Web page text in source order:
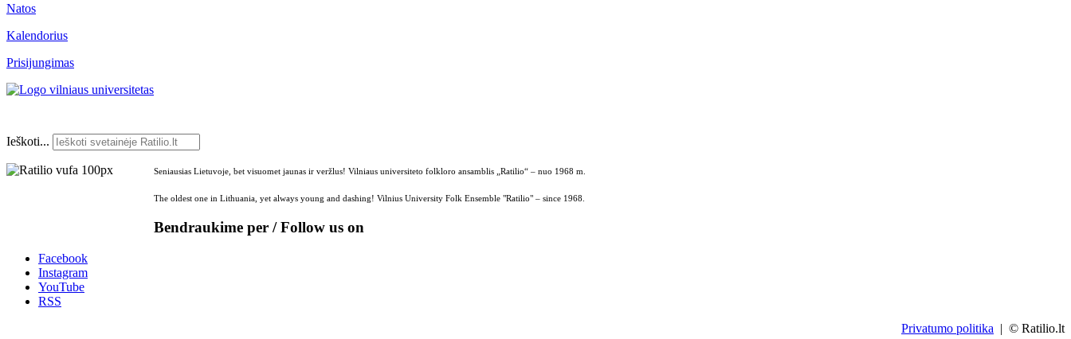
Natos
Kalendorius
Prisijungimas
Ieškoti...
Seniausias Lietuvoje, bet visuomet jaunas ir veržlus! Vilniaus universiteto folkloro ansamblis „Ratilio“ – nuo 1968 m.
The oldest one in Lithuania, yet always young and dashing! Vilnius University Folk Ensemble "Ratilio" – since 1968.
Bendraukime per / Follow us on
Facebook
Instagram
YouTube
RSS
Privatumo politika | © Ratilio.lt